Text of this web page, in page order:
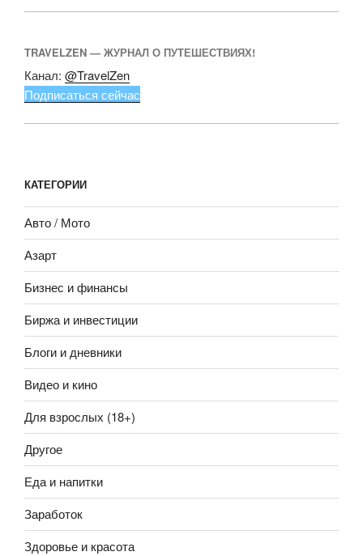
TRAVELZEN — ЖУРНАЛ О ПУТЕШЕСТВИЯХ!
Канал: @TravelZen
Подписаться сейчас
КАТЕГОРИИ
Авто / Мото
Азарт
Бизнес и финансы
Биржа и инвестиции
Блоги и дневники
Видео и кино
Для взрослых (18+)
Другое
Еда и напитки
Заработок
Здоровье и красота